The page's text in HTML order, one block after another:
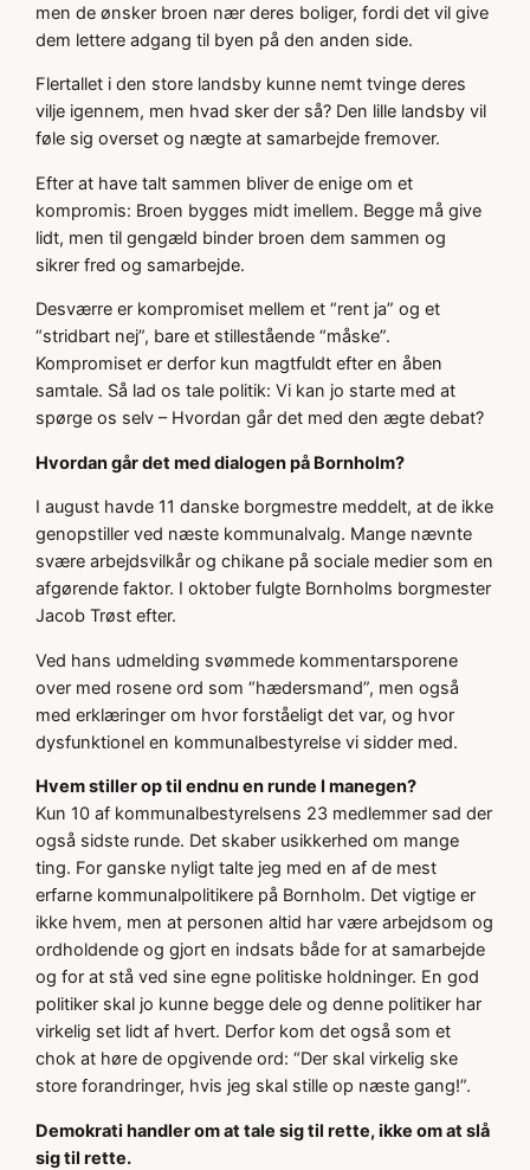
men de ønsker broen nær deres boliger, fordi det vil give
dem lettere adgang til byen på den anden side.
Flertallet i den store landsby kunne nemt tvinge deres
vilje igennem, men hvad sker der så? Den lille landsby vil
føle sig overset og nægte at samarbejde fremover.
Efter at have talt sammen bliver de enige om et
kompromis: Broen bygges midt imellem. Begge må give
lidt, men til gengæld binder broen dem sammen og
sikrer fred og samarbejde.
Desværre er kompromiset mellem et “rent ja” og et
“stridbart nej”, bare et stillestående “måske”.
Kompromiset er derfor kun magtfuldt efter en åben
samtale. Så lad os tale politik: Vi kan jo starte med at
spørge os selv – Hvordan går det med den ægte debat?
Hvordan går det med dialogen på Bornholm?
I august havde 11 danske borgmestre meddelt, at de ikke
genopstiller ved næste kommunalvalg. Mange nævnte
svære arbejdsvilkår og chikane på sociale medier som en
afgørende faktor. I oktober fulgte Bornholms borgmester
Jacob Trøst efter.
Ved hans udmelding svømmede kommentarsporene
over med rosene ord som “hædersmand”, men også
med erklæringer om hvor forståeligt det var, og hvor
dysfunktionel en kommunalbestyrelse vi sidder med.
Hvem stiller op til endnu en runde I manegen?
Kun 10 af kommunalbestyrelsens 23 medlemmer sad der
også sidste runde. Det skaber usikkerhed om mange
ting. For ganske nyligt talte jeg med en af de mest
erfarne kommunalpolitikere på Bornholm. Det vigtige er
ikke hvem, men at personen altid har være arbejdsom og
ordholdende og gjort en indsats både for at samarbejde
og for at stå ved sine egne politiske holdninger. En god
politiker skal jo kunne begge dele og denne politiker har
virkelig set lidt af hvert. Derfor kom det også som et
chok at høre de opgivende ord: “Der skal virkelig ske
store forandringer, hvis jeg skal stille op næste gang!”.
Demokrati handler om at tale sig til rette, ikke om at slå
sig til rette.